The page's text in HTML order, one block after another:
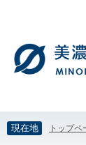
す。
し
て
本
現在地 トップペ